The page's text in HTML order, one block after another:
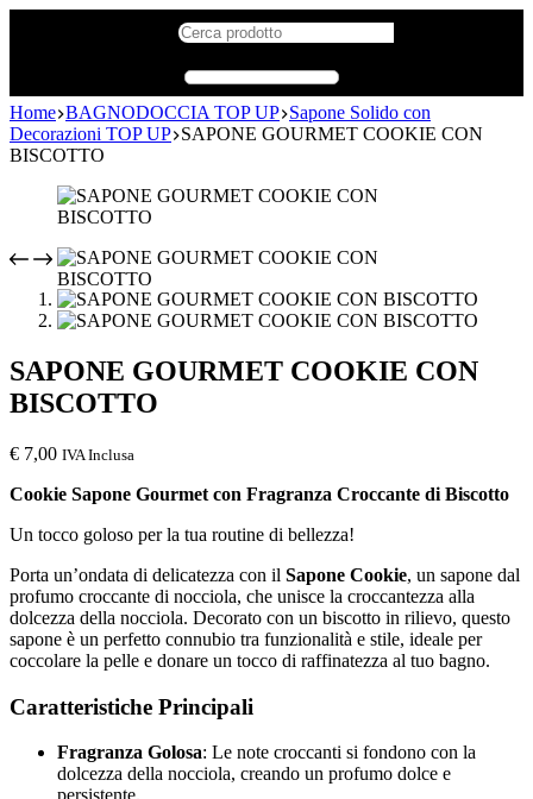
Home BAGNODOCCIA TOP UP Sapone Solido con
Decorazioni TOP UP SAPONE GOURMET COOKIE CON
BISCOTTO
SAPONE GOURMET COOKIE CON
BISCOTTO
€ 7,00 IVA Inclusa
Cookie Sapone Gourmet con Fragranza Croccante di Biscotto
Un tocco goloso per la tua routine di bellezza!
Porta un’ondata di delicatezza con il Sapone Cookie, un sapone dal
profumo croccante di nocciola, che unisce la croccantezza alla
dolcezza della nocciola. Decorato con un biscotto in rilievo, questo
sapone è un perfetto connubio tra funzionalità e stile, ideale per
coccolare la pelle e donare un tocco di raffinatezza al tuo bagno.
Caratteristiche Principali
Fragranza Golosa: Le note croccanti si fondono con la
dolcezza della nocciola, creando un profumo dolce e